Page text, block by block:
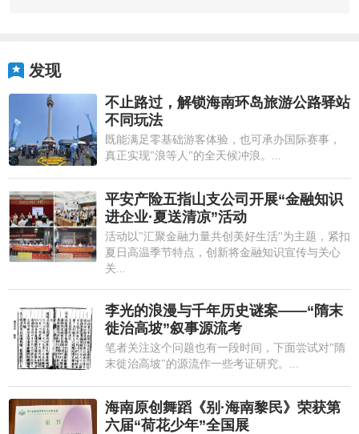
发现
不止路过，解锁海南环岛旅游公路驿站
不同玩法
既能满足零基础游客体验，也可承办国际赛事，
真正实现"浪等人"的全天候冲浪。...
平安产险五指山支公司开展“金融知识
进企业·夏送清凉”活动
活动以"汇聚金融力量共创美好生活"为主题，紧扣
夏日高温季节特点，创新将金融知识宣传与关心
关...
李光的浪漫与千年历史谜案——“隋末
徙治高坡”叙事源流考
笔者关注这个问题也有一段时间，下面尝试对"隋
末徙治高坡"的源流作一些考证研究。...
海南原创舞蹈《别·海南黎民》荣获第
六届“荷花少年”全国展